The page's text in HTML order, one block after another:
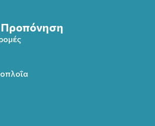
Προπόνηση